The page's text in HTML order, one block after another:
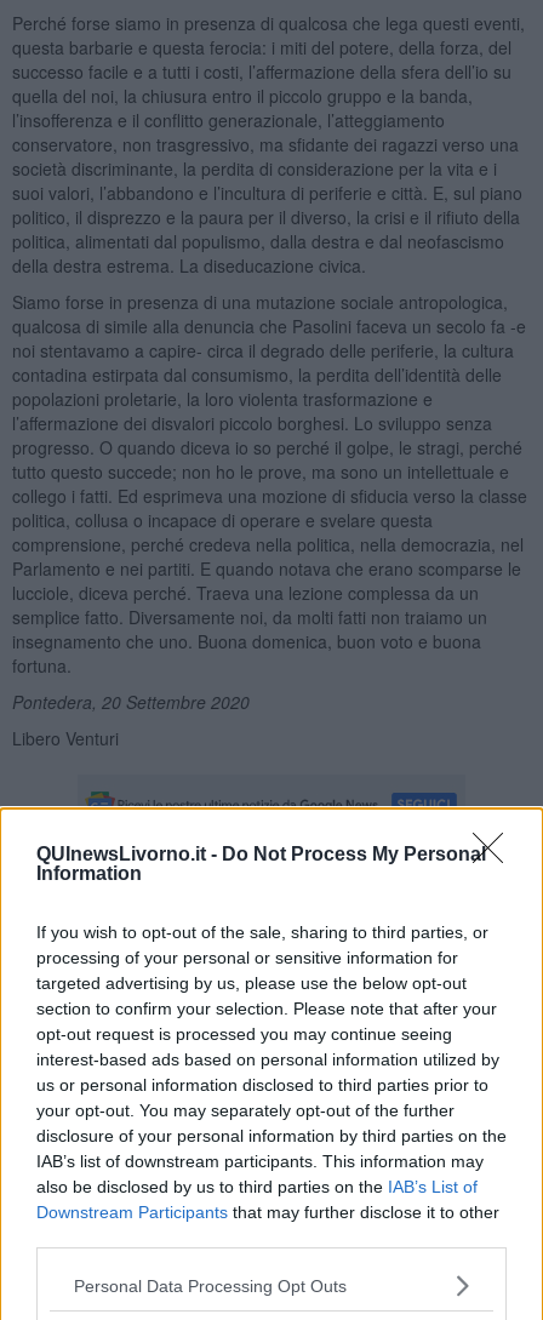
QUInewsLivorno.it - Do Not Process My Personal
Information
If you wish to opt-out of the sale, sharing to third parties, or
processing of your personal or sensitive information for
targeted advertising by us, please use the below opt-out
section to confirm your selection. Please note that after your
opt-out request is processed you may continue seeing
interest-based ads based on personal information utilized by
us or personal information disclosed to third parties prior to
your opt-out. You may separately opt-out of the further
disclosure of your personal information by third parties on the
IAB’s list of downstream participants. This information may
also be disclosed by us to third parties on the IAB’s List of
Downstream Participants that may further disclose it to other
Personal Data Processing Opt Outs
Perché forse siamo in presenza di qualcosa che lega questi eventi,
questa barbarie e questa ferocia: i miti del potere, della forza, del
successo facile e a tutti i costi, l’affermazione della sfera dell’io su
quella del noi, la chiusura entro il piccolo gruppo e la banda,
l’insofferenza e il conflitto generazionale, l’atteggiamento
conservatore, non trasgressivo, ma sfidante dei ragazzi verso una
società discriminante, la perdita di considerazione per la vita e i
suoi valori, l’abbandono e l’incultura di periferie e città. E, sul piano
politico, il disprezzo e la paura per il diverso, la crisi e il rifiuto della
politica, alimentati dal populismo, dalla destra e dal neofascismo
della destra estrema. La diseducazione civica.
Siamo forse in presenza di una mutazione sociale antropologica,
qualcosa di simile alla denuncia che Pasolini faceva un secolo fa -e
noi stentavamo a capire- circa il degrado delle periferie, la cultura
contadina estirpata dal consumismo, la perdita dell’identità delle
popolazioni proletarie, la loro violenta trasformazione e
l’affermazione dei disvalori piccolo borghesi. Lo sviluppo senza
progresso. O quando diceva io so perché il golpe, le stragi, perché
tutto questo succede; non ho le prove, ma sono un intellettuale e
collego i fatti. Ed esprimeva una mozione di sfiducia verso la classe
politica, collusa o incapace di operare e svelare questa
comprensione, perché credeva nella politica, nella democrazia, nel
Parlamento e nei partiti. E quando notava che erano scomparse le
lucciole, diceva perché. Traeva una lezione complessa da un
semplice fatto. Diversamente noi, da molti fatti non traiamo un
insegnamento che uno. Buona domenica, buon voto e buona
fortuna.
Pontedera, 20 Settembre 2020
Libero Venturi
Newsletter QUInews - ToscanaMedia.
Arriva gratis tutti i giorni
alle 20:00 direttamente nella tua casella di posta.
Basta cliccareQUI
Ti potrebbe interessare anche:
Articoli dal Blog “Pensieri della domenica” di Libero Venturi
​Agorà reloaded
Ultimo
​L’urlo e gli inglesi
Carrà
Può darsi
Europei
Acciaio